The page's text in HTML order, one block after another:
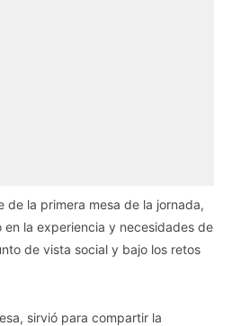
de la primera mesa de la jornada,
la experiencia y necesidades de
de vista social y bajo los retos
sirvió para compartir la